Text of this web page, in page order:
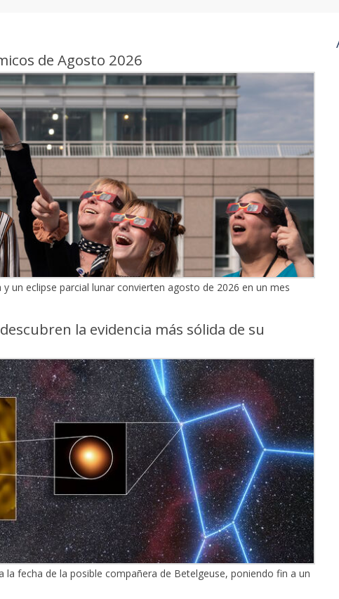
de Agosto 2026
un eclipse parcial lunar convierten agosto de 2026 en un mes
la evidencia más sólida de su
fecha de la posible compañera de Betelgeuse, poniendo fin a un